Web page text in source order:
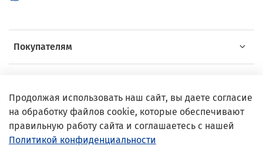
Покупателям
Выгодные предложения
Продолжая использовать наш сайт, вы даете согласие
на обработку файлов cookie, которые обеспечивают
правильную работу сайта и соглашаетесь с нашей
Политикой конфиденциальности